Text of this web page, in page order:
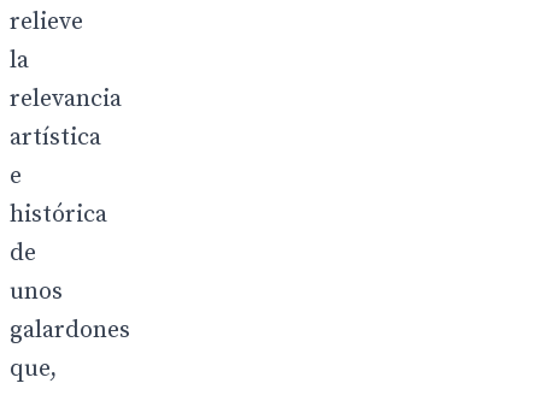
relieve
la
relevancia
artística
e
histórica
de
unos
galardones
que,